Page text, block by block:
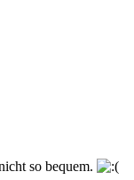
so bequem.